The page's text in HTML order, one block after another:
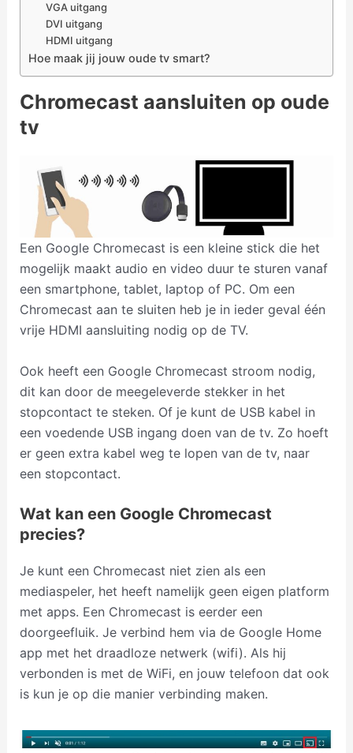
VGA uitgang
DVI uitgang
HDMI uitgang
Hoe maak jij jouw oude tv smart?
Chromecast aansluiten op oude
tv
Een Google Chromecast is een kleine stick die het
mogelijk maakt audio en video duur te sturen vanaf
een smartphone, tablet, laptop of PC. Om een
Chromecast aan te sluiten heb je in ieder geval één
vrije HDMI aansluiting nodig op de TV.
Ook heeft een Google Chromecast stroom nodig,
dit kan door de meegeleverde stekker in het
stopcontact te steken. Of je kunt de USB kabel in
een voedende USB ingang doen van de tv. Zo hoeft
er geen extra kabel weg te lopen van de tv, naar
een stopcontact.
Wat kan een Google Chromecast
precies?
Je kunt een Chromecast niet zien als een
mediaspeler, het heeft namelijk geen eigen platform
met apps. Een Chromecast is eerder een
doorgeefluik. Je verbind hem via de Google Home
app met het draadloze netwerk (wifi). Als hij
verbonden is met de WiFi, en jouw telefoon dat ook
is kun je op die manier verbinding maken.